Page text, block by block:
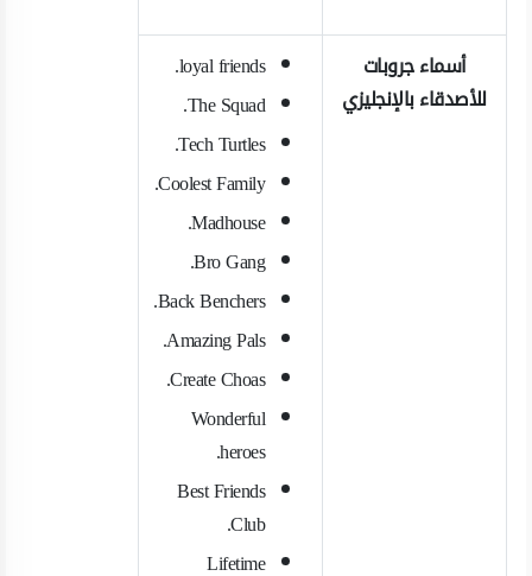
أسماء جروبات
للأصدقاء بالإنجليزي
loyal friends.
The Squad.
Tech Turtles.
Coolest Family.
Madhouse.
Bro Gang.
Back Benchers.
Amazing Pals.
Create Choas.
Wonderful
heroes.
Best Friends
Club.
Lifetime